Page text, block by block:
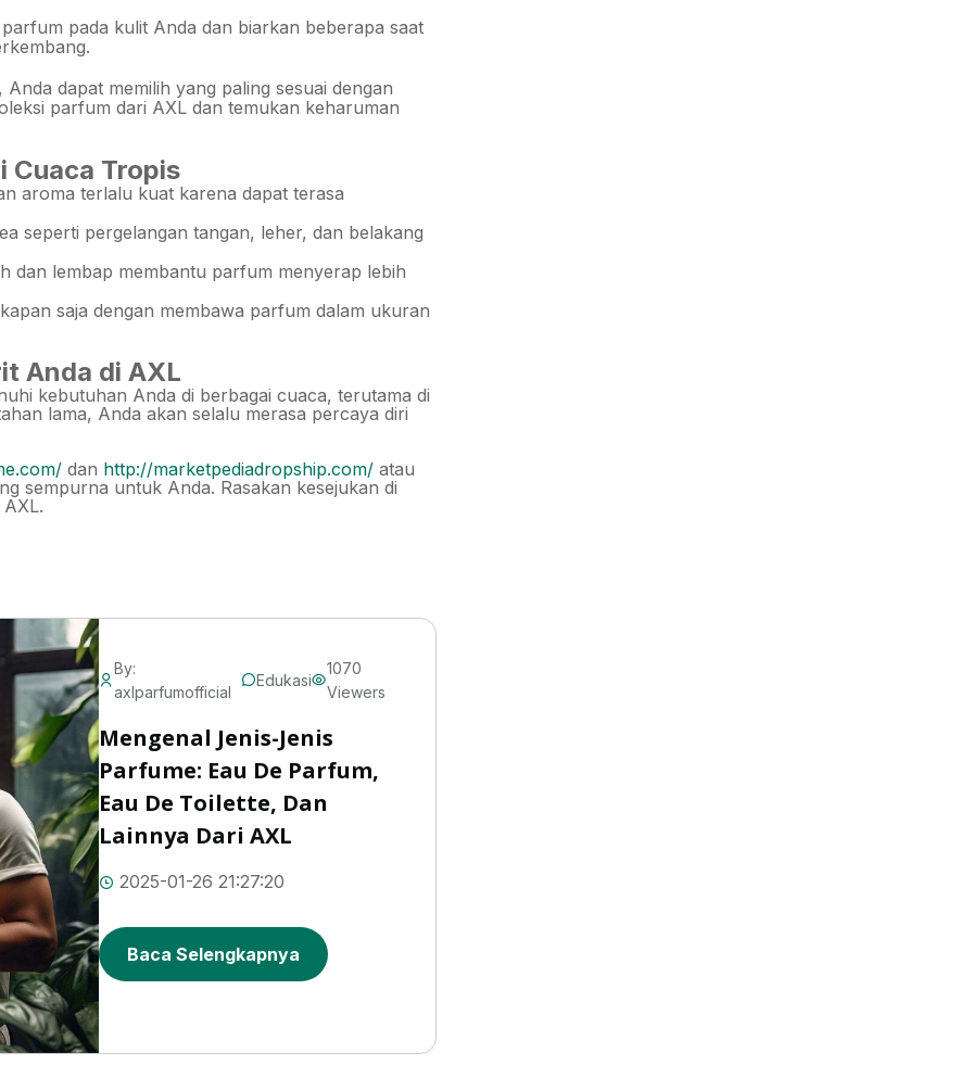
pada kulit Anda dan biarkan beberapa saat
dapat memilih yang paling sesuai dengan
parfum dari AXL dan temukan keharuman
Cuaca Tropis
aroma terlalu kuat karena dapat terasa
seperti pergelangan tangan, leher, dan belakang
dan lembap membantu parfum menyerap lebih
saja dengan membawa parfum dalam ukuran
Anda di AXL
kebutuhan Anda di berbagai cuaca, terutama di
lama, Anda akan selalu merasa percaya diri
dan http://marketpediadropship.com/ atau
sempurna untuk Anda. Rasakan kesejukan di
By:
axlparfumofficial
Edukasi
1070
Viewers
Mengenal Jenis-Jenis
Parfume: Eau De Parfum,
Eau De Toilette, Dan
Lainnya Dari AXL
2025-01-26 21:27:20
Baca Selengkapnya